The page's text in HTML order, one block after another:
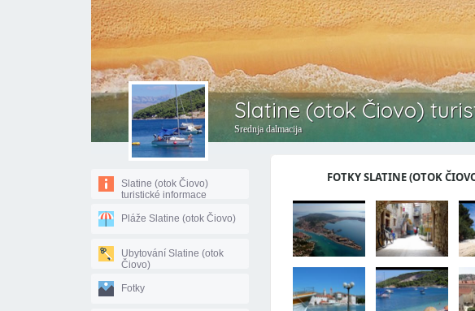
Slatine (otok Čiovo)
Srednja dalmacija
Slatine (otok Čiovo)
turistické informace
Pláže Slatine (otok Čiovo)
Ubytování Slatine (otok
Čiovo)
Fotky
FOTKY SLATINE (OTOK